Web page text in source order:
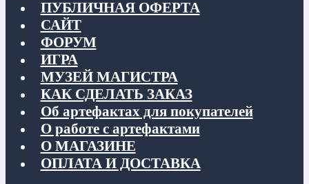
ПУБЛИЧНАЯ ОФЕРТА
САЙТ
ФОРУМ
ИГРА
МУЗЕЙ МАГИСТРА
КАК СДЕЛАТЬ ЗАКАЗ
Об артефактах для покупателей
О работе с артефактами
О МАГАЗИНЕ
ОПЛАТА И ДОСТАВКА